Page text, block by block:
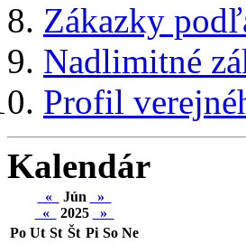
Zákazky
Nadlimitné
Profil
Kalendár
« Jún
»
«
2025
»
Po Ut St Št Pi So Ne